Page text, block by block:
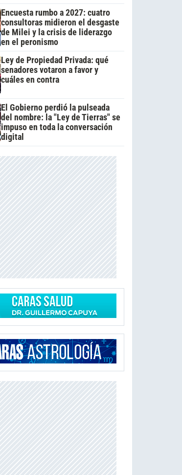
Encuesta rumbo a 2027: cuatro
consultoras midieron el desgaste
de Milei y la crisis de liderazgo
en el peronismo
Ley de Propiedad Privada: qué
senadores votaron a favor y
cuáles en contra
El Gobierno perdió la pulseada
del nombre: la "Ley de Tierras" se
impuso en toda la conversación
digital